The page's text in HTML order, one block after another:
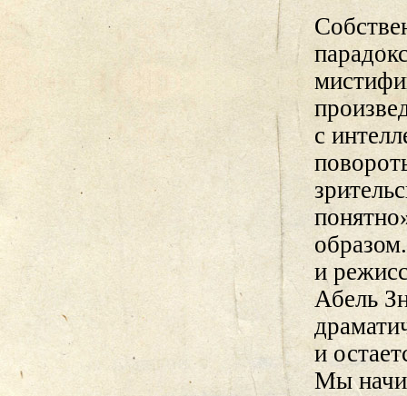
с
и
Абель
и
Мы